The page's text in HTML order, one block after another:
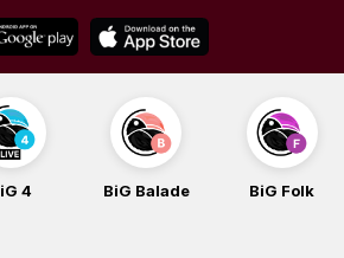
BiG Balade BiG Folk BiG iG